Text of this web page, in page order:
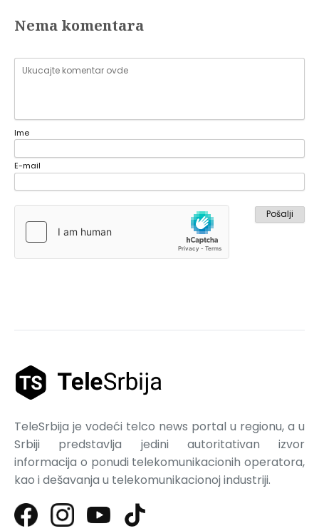
Nema komentara
Ime
E-mail
TeleSrbija je vodeći telco news portal u regionu, a u
Srbiji predstavlja jedini autoritativan izvor
informacija o ponudi telekomunikacionih operatora,
kao i dešavanja u telekomunikacionoj industriji.